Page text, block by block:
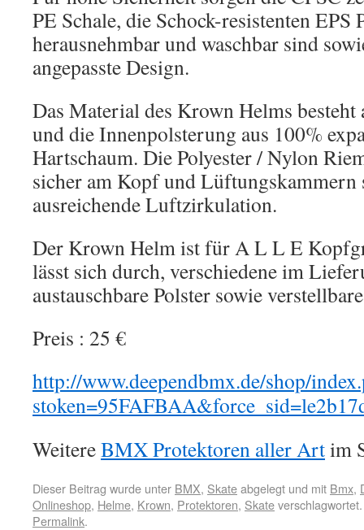
PE Schale, die Schock-resistenten EPS
herausnehmbar und waschbar sind
angepasste Design.
Das Material des Krown Helms besteht
und die Innenpolsterung aus 100%
Hartschaum. Die Polyester / Nylon
sicher am Kopf und Lüftungskammern
ausreichende Luftzirkulation.
Der Krown Helm ist für A L L E
lässt sich durch, verschiedene im
austauschbare Polster sowie
Preis : 25 €
http://www.deependbmx.de/shop/
WeitereBMX Protektoren aller Artim
Dieser Beitrag wurde unter BMX, Skateabgelegt und mit Bmx,
Onlineshop, Helme, Krown, Protektoren, Skate
Permalink.